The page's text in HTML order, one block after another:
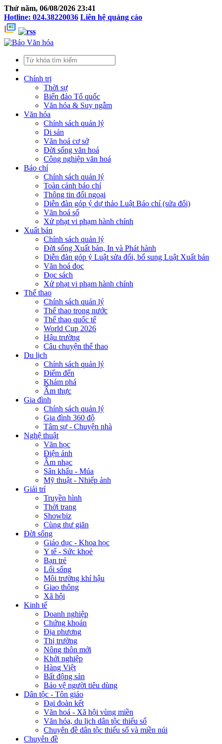
Thứ năm, 06/08/2026 23:41
Hotline: 024.38220036 Liên hệ quảng cáo
Chính trị
Thời sự
Biển đảo Tổ quốc
Văn hóa & Suy ngẫm
Văn hóa
Chính sách quản lý
Di sản
Văn hoá cơ sở
Đời sống văn hoá
Công nghiệp văn hoá
Báo chí
Chính sách quản lý
Toàn cảnh báo chí
Thông tin đối ngoại
Diễn đàn góp ý dự thảo Luật Báo chí (sửa đổi)
Văn hoá số
Xử phạt vi phạm hành chính
Xuất bản
Chính sách quản lý
Đời sống Xuất bản, In và Phát hành
Diễn đàn góp ý Luật sửa đổi, bổ sung Luật Xuất bản
Văn hoá đọc
Đọc sách
Xử phạt vi phạm hành chính
Thể thao
Chính sách quản lý
Thể thao trong nước
Thể thao quốc tế
World Cup 2026
Hậu trường
Câu chuyện thể thao
Du lịch
Chính sách quản lý
Điểm đến
Khám phá
Ẩm thực
Gia đình
Chính sách quản lý
Gia đình 360 độ
Tâm sự - Chuyện nhà
Nghệ thuật
Văn học
Điện ảnh
Âm nhạc
Sân khấu - Múa
Mỹ thuật - Nhiếp ảnh
Giải trí
Truyền hình
Thời trang
Showbiz
Cùng thư giãn
Đời sống
Giáo dục - Khoa học
Y tế - Sức khoẻ
Bạn trẻ
Lối sống
Môi trường khí hậu
Giao thông
Xã hội
Kinh tế
Doanh nghiệp
Chứng khoán
Địa phương
Thị trường
Nông thôn mới
Khởi nghiệp
Hàng Việt
Bất động sản
Bảo vệ người tiêu dùng
Dân tộc - Tôn giáo
Đại đoàn kết
Văn hoá - Xã hội vùng miền
Văn hóa, du lịch dân tộc thiểu số
Chuyên đề dân tộc thiểu số và miền núi
Chuyên đề